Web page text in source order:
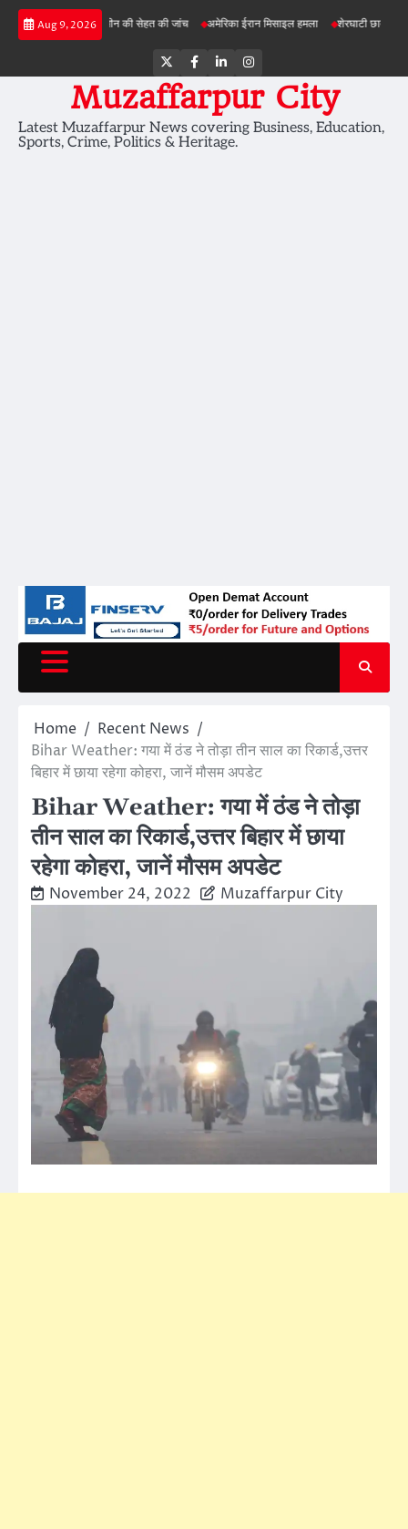
Skip
Aug 9, 2026
में जमीन की सेहत की जांच अमेरिका ईरान मिसाइल हमला शेरघाटी छात्रा दुष्कर्म मामला
Twitter
Facebook
LinkedInInstagram
Muzaffarpur City
Latest Muzaffarpur News covering Business, Education,
Sports, Crime, Politics & Heritage.
Home
Recent News
Bihar Weather: गया में ठंड ने तोड़ा तीन साल का रिकार्ड,उत्तर
बिहार में छाया रहेगा कोहरा, जानें मौसम अपडेट
Bihar Weather: गया में ठंड ने तोड़ा
तीन साल का रिकार्ड,उत्तर बिहार में छाया
रहेगा कोहरा, जानें मौसम अपडेट
November 24, 2022 Muzaffarpur City